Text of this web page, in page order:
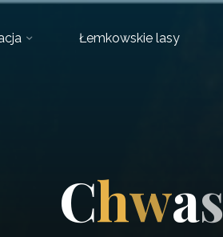
Łemkowskie lasy
Chwas